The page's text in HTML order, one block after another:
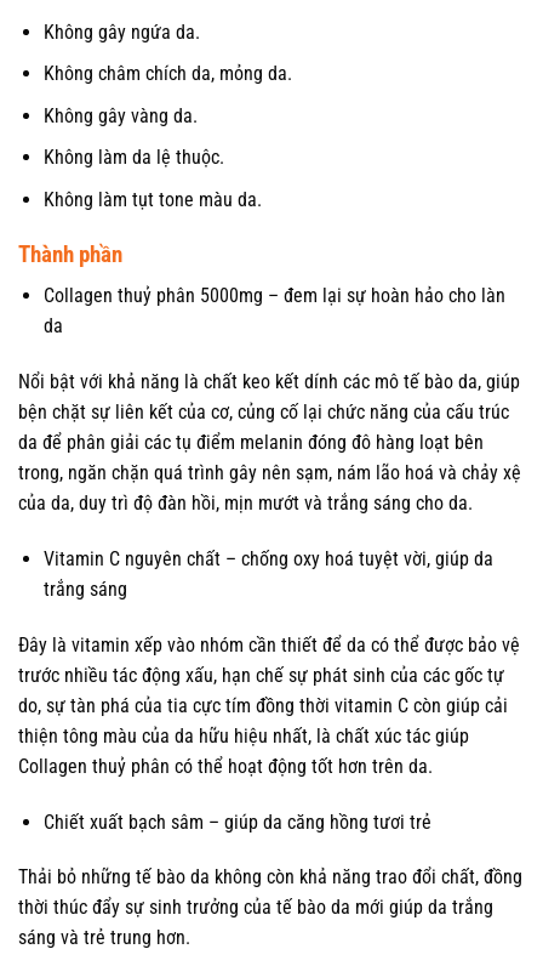
Không gây ngứa da.
Không châm chích da, mỏng da.
Không gây vàng da.
Không làm da lệ thuộc.
Không làm tụt tone màu da.
Thành phần
Collagen thuỷ phân 5000mg – đem lại sự hoàn hảo cho làn
da
Nổi bật với khả năng là chất keo kết dính các mô tế bào da, giúp
bện chặt sự liên kết của cơ, củng cố lại chức năng của cấu trúc
da để phân giải các tụ điểm melanin đóng đô hàng loạt bên
trong, ngăn chặn quá trình gây nên sạm, nám lão hoá và chảy xệ
của da, duy trì độ đàn hồi, mịn mướt và trắng sáng cho da.
Vitamin C nguyên chất – chống oxy hoá tuyệt vời, giúp da
trắng sáng
Đây là vitamin xếp vào nhóm cần thiết để da có thể được bảo vệ
trước nhiều tác động xấu, hạn chế sự phát sinh của các gốc tự
do, sự tàn phá của tia cực tím đồng thời vitamin C còn giúp cải
thiện tông màu của da hữu hiệu nhất, là chất xúc tác giúp
Collagen thuỷ phân có thể hoạt động tốt hơn trên da.
Chiết xuất bạch sâm – giúp da căng hồng tươi trẻ
Thải bỏ những tế bào da không còn khả năng trao đổi chất, đồng
thời thúc đẩy sự sinh trưởng của tế bào da mới giúp da trắng
sáng và trẻ trung hơn.